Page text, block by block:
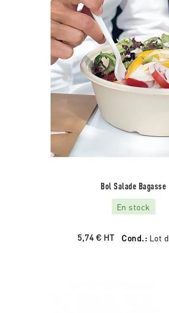
Bol Salade Bagasse
En stock
5,74 € HT Cond.: Lot